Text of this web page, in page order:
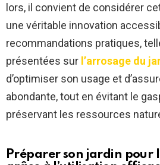
lors, il convient de considérer
une véritable innovation
recommandations pratiques,
présentées sur l’arrosage du
d’optimiser son usage et
abondante, tout en évitant le
préservant les ressources
Préparer son jardin pour